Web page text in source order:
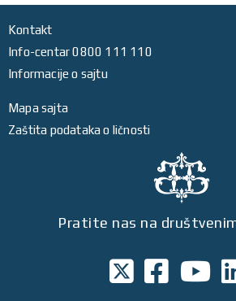
Kontakt
Info-centar 0800 111 110
Informacije o sajtu
Mapa sajta
Zaštita podataka o ličnosti
Pratite nas na